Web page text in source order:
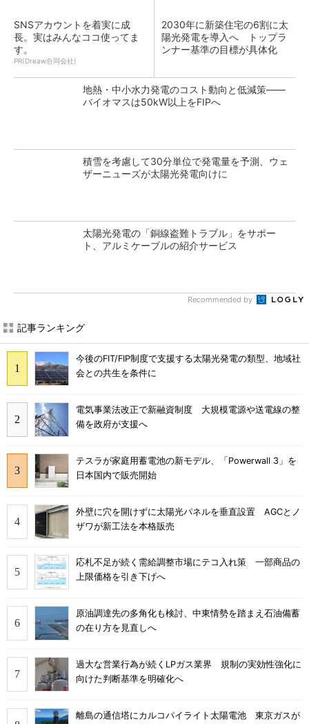
SNSアカウントを着実に成
長。実はみんなココ使ってま
す。
PR(Dreaw合同会社)
2030年に新築住宅の6割に太
陽光発電を導入へ トップラ
ンナー基準の目標が具体化
地熱・中小水力発電のコスト動向と低減策――
バイオマスは50kW以上をFIPへ
積雪を考慮して30分単位で発電量を予測、ウェ
ザーニューズが太陽光発電向けに
太陽光発電の「銅線盗難トラブル」をサポー
ト、アルミケーブルの紹介サービス
Recommended by
記事ランキング
今後のFIT/FIP制度で支援する太陽光発電の類型、地域社
会との共生を条件に
電気事業法改正で新融資制度 大規模電源や送電線の整
備を政府が支援へ
テスラが家庭用蓄電池の新モデル、「Powerwall 3」を
日本国内で販売開始
外壁に穴を開けずに太陽光パネルを垂直設置 AGCとノ
ザワが新工法を本格販売
応札不足が続く需給調整市場にテコ入れ策 一部商品の
上限価格を引き下げへ
原油調達先の多角化も検討、中東情勢を踏まえ石油備蓄
の在り方を見直しへ
過大な営業行為が続くLPガス業界 規制の実効性強化に
向けた判断基準を明確化へ
離島の通信塔にカルコパイライト太陽電池 東京ガスが